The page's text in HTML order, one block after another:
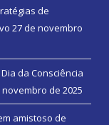
de
27 de novembro
da Consciência
novembro de 2025
amistoso de